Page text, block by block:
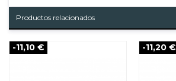
Productos relacionados
-11,10 € -11,20 €